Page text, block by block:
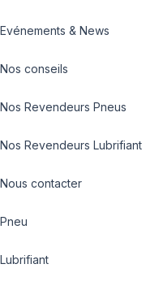
Evénements & News
Nos conseils
Nos Revendeurs Pneus
Nos Revendeurs Lubrifiant
Nous contacter
Pneu
Lubrifiant